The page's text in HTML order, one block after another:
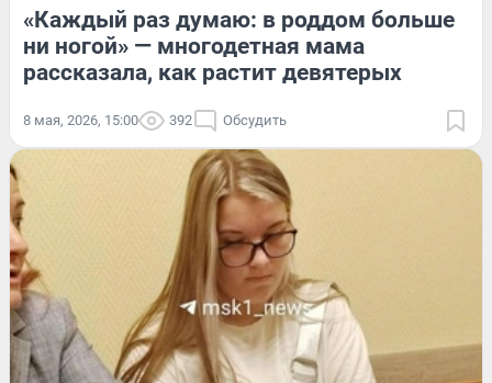
«Каждый раз думаю: в роддом больше
ни ногой» — многодетная мама
рассказала, как растит девятерых
8 мая, 2026, 15:00 392 Обсудить